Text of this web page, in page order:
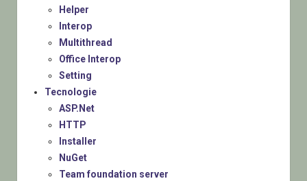
Helper
Interop
Multithread
Office Interop
Setting
Tecnologie
ASP.Net
HTTP
Installer
NuGet
Team foundation server